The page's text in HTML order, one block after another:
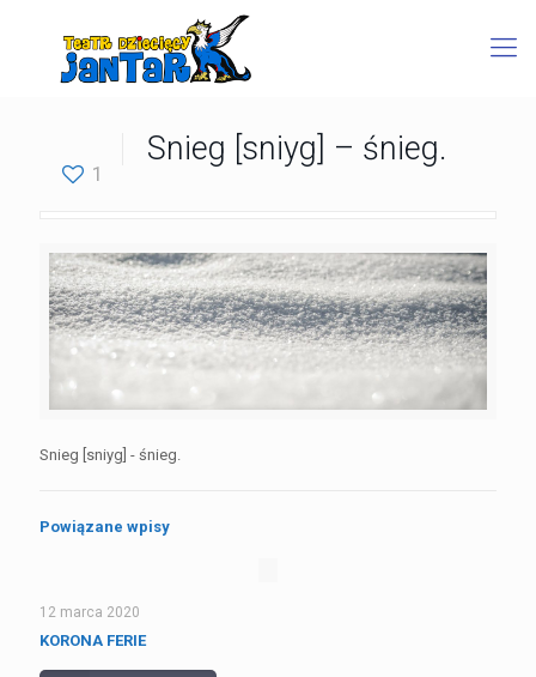
1
Snieg [sniyg] – śnieg.
Snieg [sniyg] - śnieg.
Powiązane wpisy
12 marca 2020
KORONA FERIE